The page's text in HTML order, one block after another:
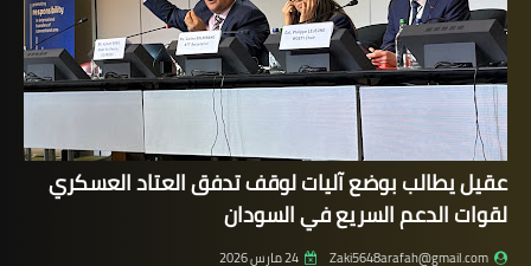
عقيل يطالب بوضع آليات لوقف تدفق العتاد العسكري
لقوات الدعم السريع في السودان
Zaki5648arafah@gmail.com 24 مارس 2026